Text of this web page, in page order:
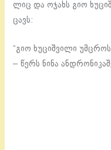
ლიც და ოჯახს გიო
ცავს:
“გიო ხუ­ციშ­ვი­ლი
– წერს ნინა